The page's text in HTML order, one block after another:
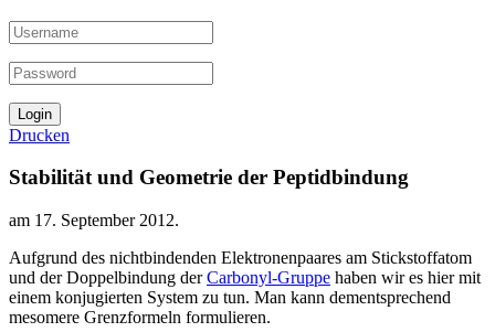
Drucken
Stabilität und Geometrie der Peptidbindung
am 17. September 2012.
Aufgrund des nichtbindenden Elektronenpaares am Stickstoffatom
und der Doppelbindung derCarbonyl-Gruppe haben wir es hier mit
einem konjugierten System zu tun. Man kann dementsprechend
mesomere Grenzformeln formulieren.